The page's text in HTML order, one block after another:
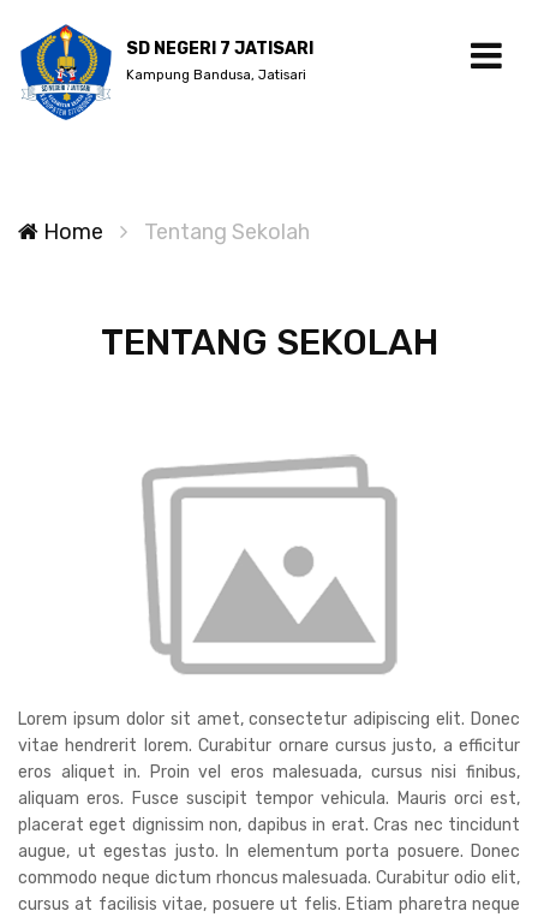
SD NEGERI 7 JATISARI
Kampung Bandusa, Jatisari
Home Tentang Sekolah
TENTANG SEKOLAH
Lorem ipsum dolor sit amet, consectetur adipiscing elit. Donec
vitae hendrerit lorem. Curabitur ornare cursus justo, a efficitur
eros aliquet in. Proin vel eros malesuada, cursus nisi finibus,
aliquam eros. Fusce suscipit tempor vehicula. Mauris orci est,
placerat eget dignissim non, dapibus in erat. Cras nec tincidunt
augue, ut egestas justo. In elementum porta posuere. Donec
commodo neque dictum rhoncus malesuada. Curabitur odio elit,
cursus at facilisis vitae, posuere ut felis. Etiam pharetra neque